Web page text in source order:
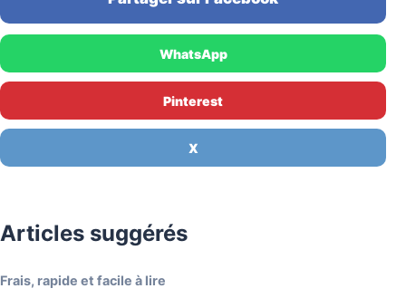
WhatsApp
Pinterest
X
Articles suggérés
Frais, rapide et facile à lire